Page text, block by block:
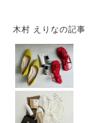
木村 えりなの記事